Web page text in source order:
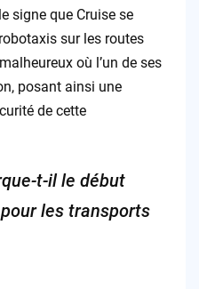
signe que Cruise se
sur les routes
où l’un de ses
posant ainsi une
de cette
t-il le début
les transports